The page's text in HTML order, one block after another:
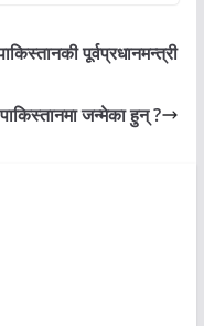
पूर्वप्रधानमन्त्री
जन्मेका हुन् ?